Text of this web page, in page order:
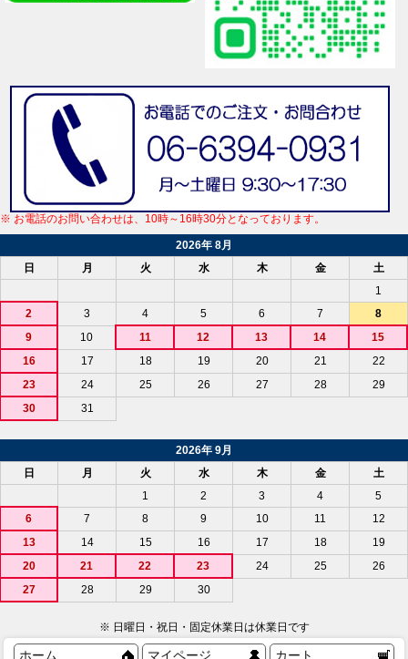
※ お電話のお問い合わせは、10時～16時30分となっております。
2026年 8月
日
月 火 水 木 金
土
1
2
3 4 5 6 7
8
9
10 11 12 13 14
15
16
17 18 19 20 21
22
23
24 25 26 27 28
29
30
31
2026年 9月
日
月 火 水 木 金
土
1
2 3 4
5
6
7 8 9 10 11
12
13
14 15 16 17 18
19
20
21 22 23 24 25
26
27
28 29 30
※ 日曜日・祝日・固定休業日は休業日です
ホーム マイページ カート